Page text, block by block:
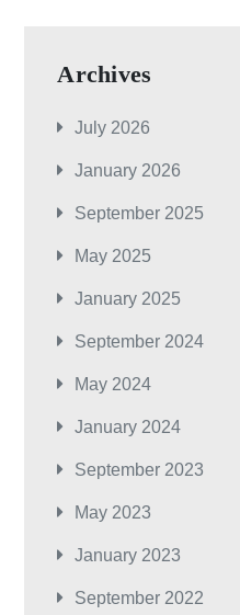
Archives
July 2026
January 2026
September 2025
May 2025
January 2025
September 2024
May 2024
January 2024
September 2023
May 2023
January 2023
September 2022